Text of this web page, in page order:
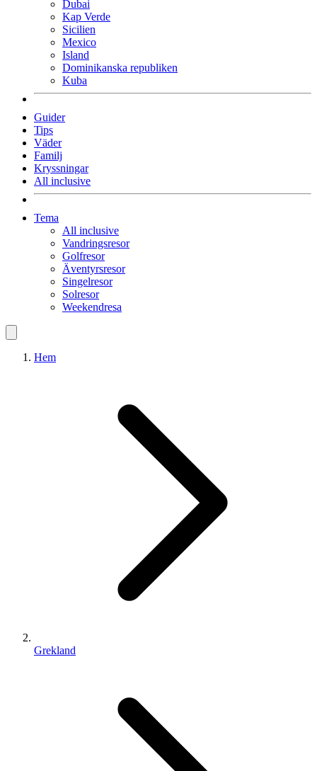
Dubai
Kap Verde
Sicilien
Mexico
Island
Dominikanska republiken
Kuba
Guider
Tips
Väder
Familj
Kryssningar
All inclusive
Tema
All inclusive
Vandringsresor
Golfresor
Äventyrsresor
Singelresor
Solresor
Weekendresa
Hem
Grekland